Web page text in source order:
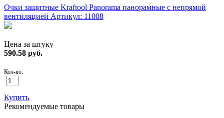
Очки защитные Kraftool Panorama панорамные с непрямой
вентиляцией Артикул: 11008
Цена за штуку
590.58 руб.
Кол-во:
Купить
Рекомендуемые товары